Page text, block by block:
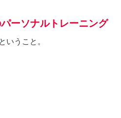
ーソナルトレーニング
ということ。